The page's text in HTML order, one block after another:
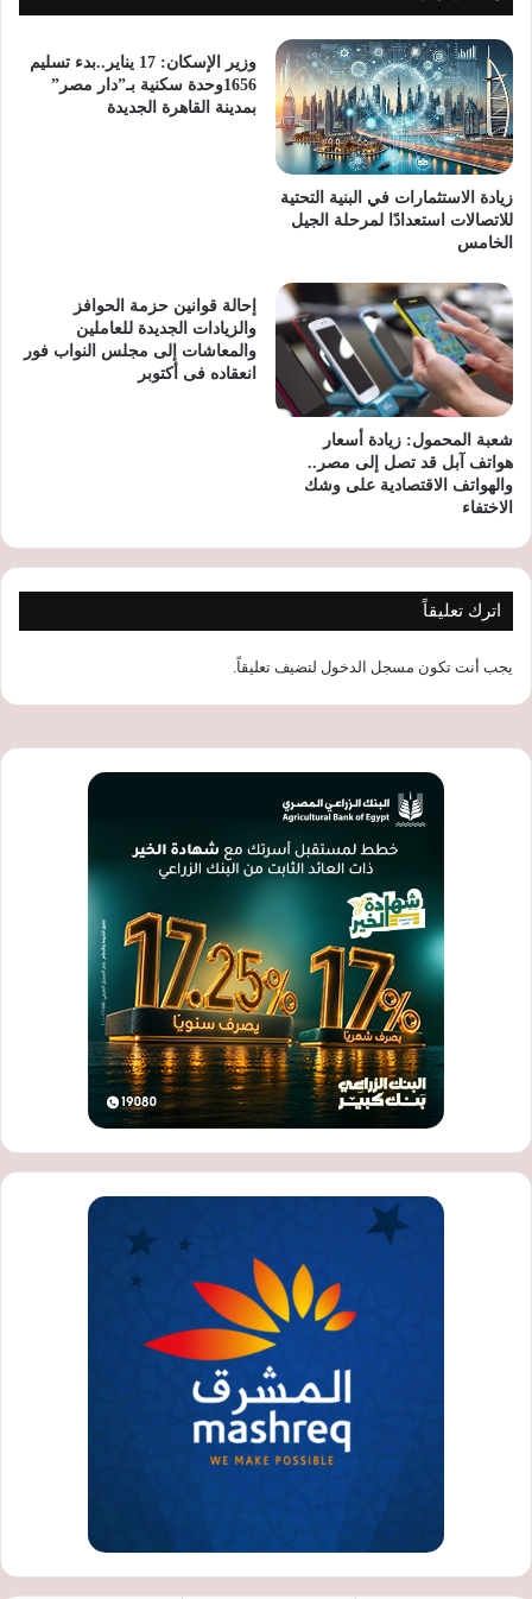
زيادة الاستثمارات في البنية التحتية
للاتصالات استعدادًا لمرحلة الجيل
الخامس
وزير الإسكان: 17 يناير..بدء تسليم
1656وحدة سكنية بـ”دار مصر”
بمدينة القاهرة الجديدة
شعبة المحمول: زيادة أسعار
هواتف آبل قد تصل إلى مصر..
والهواتف الاقتصادية على وشك
الاختفاء
إحالة قوانين حزمة الحوافز
والزيادات الجديدة للعاملين
والمعاشات إلى مجلس النواب فور
انعقاده فى أكتوبر
اترك تعليقاً
يجب أنت تكون مسجل الدخول لتضيف تعليقاً.